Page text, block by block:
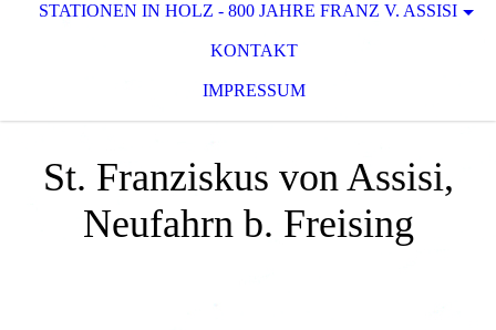
STATIONEN IN HOLZ - 800 JAHRE FRANZ V. ASSISI
KONTAKT
IMPRESSUM
St. Franziskus von Assisi,
Neufahrn b. Freising